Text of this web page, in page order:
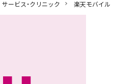
サービス・クリニック 楽天モバイル